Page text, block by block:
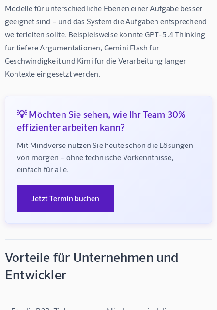
Modelle für unterschiedliche Ebenen einer Aufgabe besser
geeignet sind – und das System die Aufgaben entsprechend
weiterleiten sollte. Beispielsweise könnte GPT-5.4 Thinking
für tiefere Argumentationen, Gemini Flash für
Geschwindigkeit und Kimi für die Verarbeitung langer
💡 Möchten Sie sehen, wie Ihr Team 30%
effizienter arbeiten kann?
Mit Mindverse nutzen Sie heute schon die Lösungen
von morgen – ohne technische Vorkenntnisse,
einfach für alle.
Jetzt Termin buchen
Vorteile für Unternehmen und
Entwickler